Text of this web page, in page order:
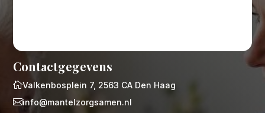
Contactgegevens
Valkenbosplein 7, 2563 CA Den Haag
info@mantelzorgsamen.nl